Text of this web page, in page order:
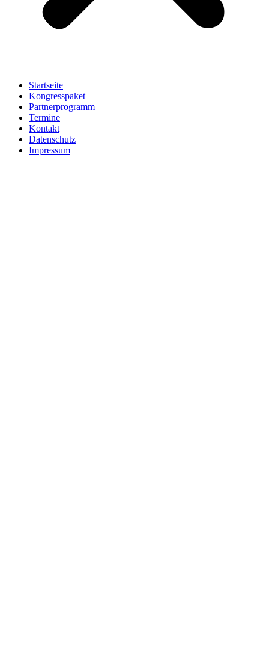
Startseite
Kongresspaket
Partnerprogramm
Termine
Kontakt
Datenschutz
Impressum